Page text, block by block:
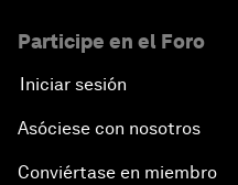
Participe en el Foro
Iniciar sesión
Asóciese con nosotros
Conviértase en miembro